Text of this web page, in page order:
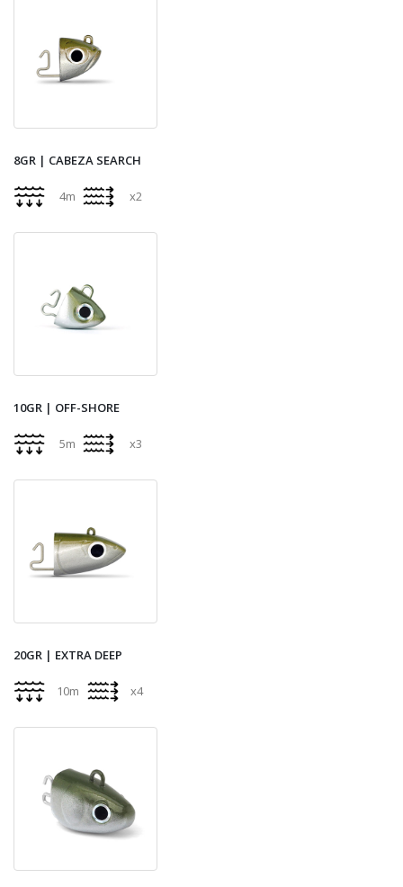
8GR | CABEZA SEARCH
4m x2
10GR | OFF-SHORE
5m x3
20GR | EXTRA DEEP
10m x4